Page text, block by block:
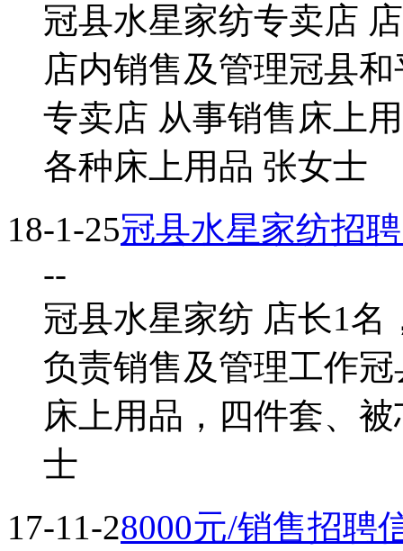
冠县水星家纺专卖店
店内销售及管理冠县
专卖店 从事销售床上
各种床上用品 张女士
18-1-25冠县水星家纺招
--
冠县水星家纺 店长1名
负责销售及管理工作
床上用品，四件套、
士
17-11-28000元/销售招聘